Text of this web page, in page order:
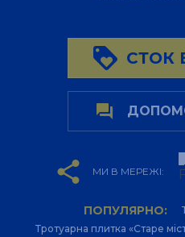
loyalty СТОК
forum
ПОПУЛЯРНО:
Тротуарна плитка «Старе
share МИ В МЕРЕЖІ: